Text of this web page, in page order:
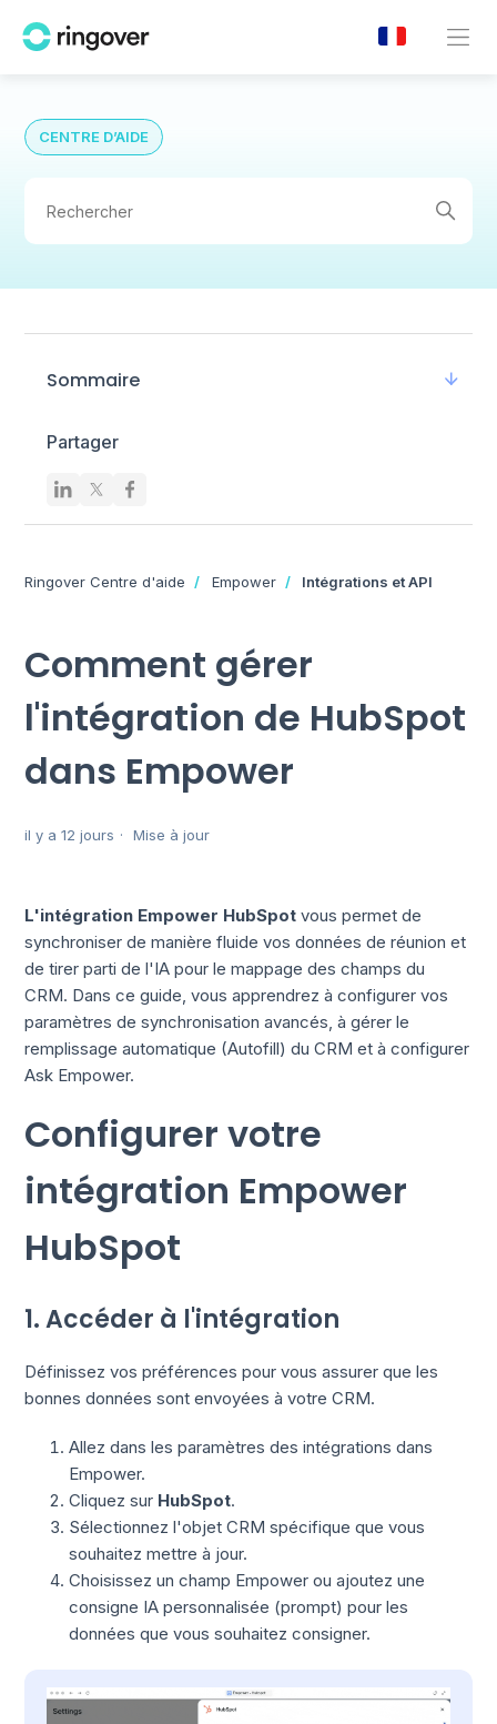
CENTRE D’AIDE
Sommaire
Partager
Ringover Centre d'aide Empower Intégrations et API
Comment gérer
l'intégration de HubSpot
dans Empower
il y a 12 jours Mise à jour
L'intégration Empower HubSpot vous permet de
synchroniser de manière fluide vos données de réunion et
de tirer parti de l'IA pour le mappage des champs du
CRM. Dans ce guide, vous apprendrez à configurer vos
paramètres de synchronisation avancés, à gérer le
remplissage automatique (Autofill) du CRM et à configurer
Ask Empower.
Configurer votre
intégration Empower
HubSpot
1. Accéder à l'intégration
Définissez vos préférences pour vous assurer que les
bonnes données sont envoyées à votre CRM.
Allez dans les paramètres des intégrations dans
Empower.
Cliquez sur HubSpot.
Sélectionnez l'objet CRM spécifique que vous
souhaitez mettre à jour.
Choisissez un champ Empower ou ajoutez une
consigne IA personnalisée (prompt) pour les
données que vous souhaitez consigner.